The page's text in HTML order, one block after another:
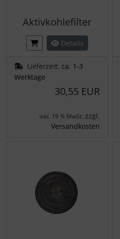
Aktivkohlefilter
Details
Lieferzeit: ca. 1-3
Werktage
30,55 EUR
inkl. 19 % MwSt. zzgl.
Versandkosten